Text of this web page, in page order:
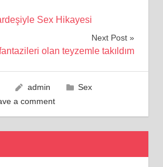
Sex Hikayesi
Next Post
olan teyzemle takıldım
admin
Sex
a comment